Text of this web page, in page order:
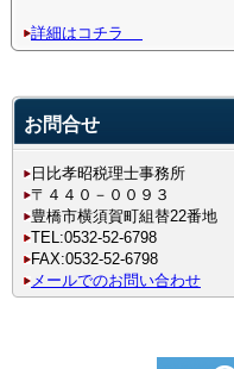
詳細はコチラ
お問合せ
日比孝昭税理士事務所
〒４４０－００９３
豊橋市横須賀町組替22番地
TEL:0532-52-6798
FAX:0532-52-6798
メールでのお問い合わせ